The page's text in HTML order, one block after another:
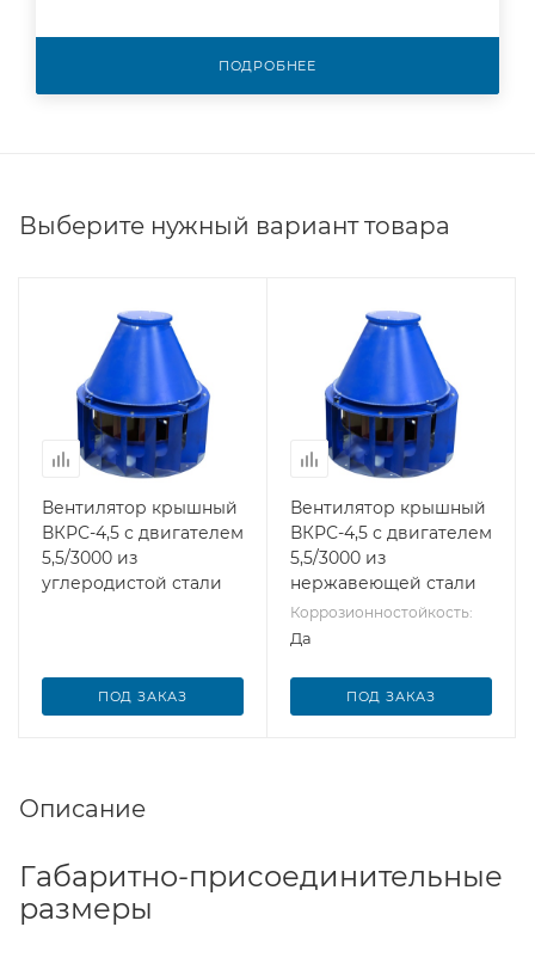
ПОДРОБНЕЕ
Выберите нужный вариант товара
Вентилятор крышный
ВКРС-4,5 с двигателем
5,5/3000 из
углеродистой стали
ПОД ЗАКАЗ
Вентилятор крышный
ВКРС-4,5 с двигателем
5,5/3000 из
нержавеющей стали
Коррозионностойкость:
Да
ПОД ЗАКАЗ
Описание
Габаритно-присоединительные
размеры